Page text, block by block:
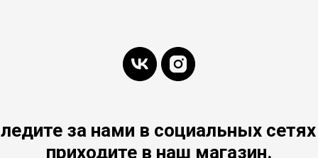
за нами в социальных
приходите в наш магазин.